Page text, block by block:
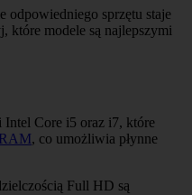
odpowiedniego sprzętu staje
które modele są najlepszymi
Intel Core i5 oraz i7, które
, co umożliwia płynne
Full HD są